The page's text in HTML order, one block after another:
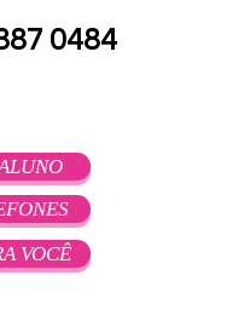
VOCÊ
0484